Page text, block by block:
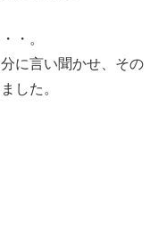
・。
に言い聞かせ、その
した。